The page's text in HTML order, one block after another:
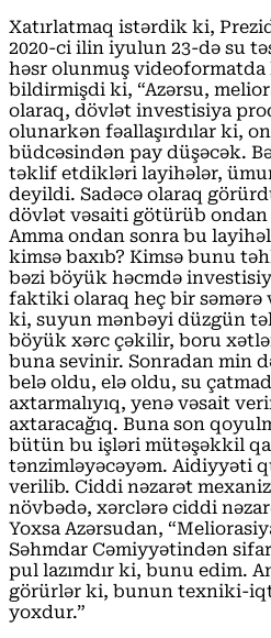
Xatırlatmaq istərdik ki,
2020-ci ilin iyulun 23-də su
həsr olunmuş
bildirmişdi ki, “Azərsu,
olaraq, dövlət investisiya
olunarkən fəallaşırdılar ki,
büdcəsindən pay düşəcək.
təklif etdikləri layihələr,
deyildi. Sadəcə olaraq
dövlət vəsaiti götürüb
Amma ondan sonra bu
kimsə baxıb? Kimsə bunu
bəzi böyük həcmdə
faktiki olaraq heç bir səmərə
ki, suyun mənbəyi düzgün
böyük xərc çəkilir, boru
buna sevinir. Sonradan min
belə oldu, elə oldu, su
axtarmalıyıq, yenə vəsait
axtaracağıq. Buna son
bütün bu işləri mütəşəkkil
tənzimləyəcəyəm. Aidiyyəti
verilib. Ciddi nəzarət
növbədə, xərclərə ciddi
Yoxsa Azərsudan,
Səhmdar Cəmiyyətindən
pul lazımdır ki, bunu edim.
görürlər ki, bunun texniki-
yoxdur.”